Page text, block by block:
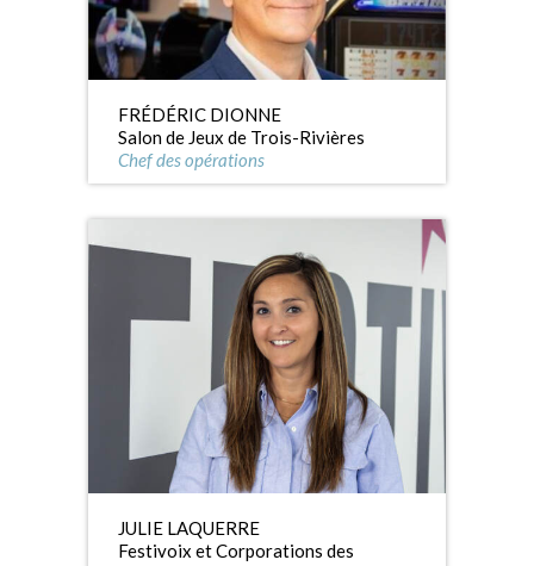
FRÉDÉRIC DIONNE
Salon de Jeux de Trois-Rivières
Chef des opérations
JULIE LAQUERRE
Festivoix et Corporations des